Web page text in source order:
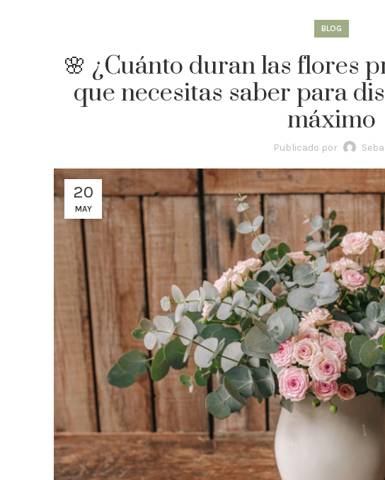
BLOG
🌸 ¿Cuánto duran las flores
que necesitas saber para
máximo
Publicado por
20
MAY